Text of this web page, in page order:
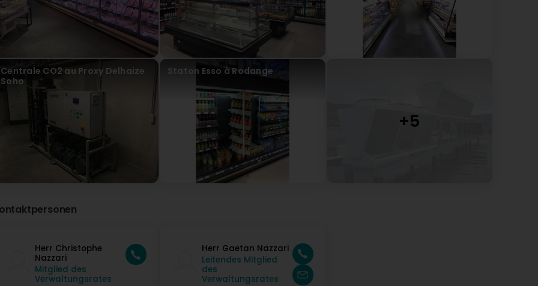
Centrale CO2 au Proxy Delhaize
Soho
Staton Esso à Rodange
Herr Christophe
Nazzari
Mitglied des
Verwaltungsrates
Herr Gaetan Nazzari
Leitendes Mitglied
des
Verwaltungsrates